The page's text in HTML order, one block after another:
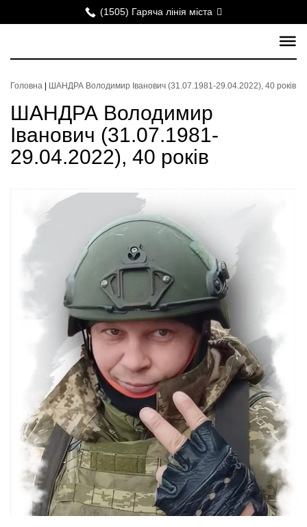
(1505) Гаряча лінія міста
Головна ШАНДРА Володимир Іванович (31.07.1981-29.04.2022), 40 років
ШАНДРА Володимир
Іванович (31.07.1981-
29.04.2022), 40 років